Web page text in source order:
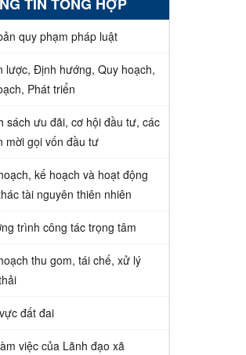
TIN TỔNG HỢP
quy phạm pháp luật
lược, Định hướng, Quy hoạch,
Phát triển
sách ưu đãi, cơ hội đầu tư, các
mời gọi vốn đầu tư
kế hoạch và hoạt động
tài nguyên thiên nhiên
trình công tác trọng tâm
thu gom, tái chế, xử lý
đất đai
việc của Lãnh đạo xã